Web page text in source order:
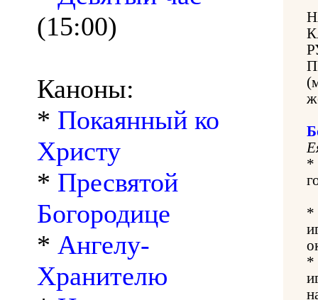
(15:00)
Каноны:
* Покаянный ко
Христу
* Пресвятой
Богородице
* Ангелу-
Хранителю
*
*
*